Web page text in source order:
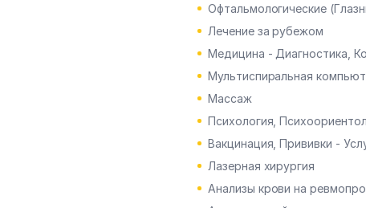
Офтальмологические
Лечение за рубежом
Медицина - Диагностика,
Мультиспиральная
Массаж
Психология,
Вакцинация, Прививки -
Лазерная хирургия
Анализы крови на